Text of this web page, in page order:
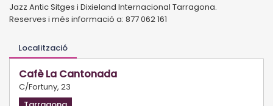
Jazz Antic Sitges i Dixieland Internacional Tarragona.
Reserves i més informació a: 877 062 161
Localització
Cafè La Cantonada
C/Fortuny, 23